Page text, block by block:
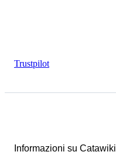
Trustpilot
Informazioni su Catawiki